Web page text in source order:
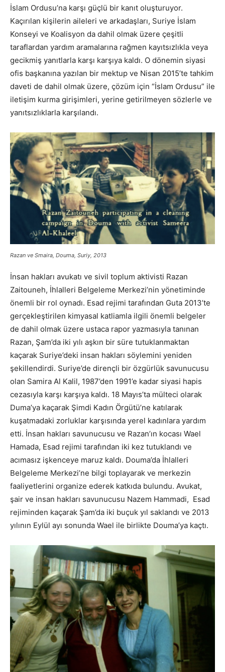
İslam Ordusu’na karşı güçlü bir kanıt oluşturuyor.
Kaçırılan kişilerin aileleri ve arkadaşları, Suriye İslam
Konseyi ve Koalisyon da dahil olmak üzere çeşitli
taraflardan yardım aramalarına rağmen kayıtsızlıkla veya
gecikmiş yanıtlarla karşı karşıya kaldı. O dönemin siyasi
ofis başkanına yazılan bir mektup ve Nisan 2015’te tahkim
daveti de dahil olmak üzere, çözüm için “İslam Ordusu” ile
iletişim kurma girişimleri, yerine getirilmeyen sözlerle ve
yanıtsızlıklarla karşılandı.
Razan ve Smaira, Douma, Suriy, 2013
İnsan hakları avukatı ve sivil toplum aktivisti Razan
Zaitouneh, İhlalleri Belgeleme Merkezi’nin yönetiminde
önemli bir rol oynadı. Esad rejimi tarafından Guta 2013’te
gerçekleştirilen kimyasal katliamla ilgili önemli belgeler
de dahil olmak üzere ustaca rapor yazmasıyla tanınan
Razan, Şam’da iki yılı aşkın bir süre tutuklanmaktan
kaçarak Suriye’deki insan hakları söylemini yeniden
şekillendirdi. Suriye’de dirençli bir özgürlük savunucusu
olan Samira Al Kalil, 1987’den 1991’e kadar siyasi hapis
cezasıyla karşı karşıya kaldı. 18 Mayıs’ta mülteci olarak
Duma’ya kaçarak Şimdi Kadın Örgütü’ne katılarak
kuşatmadaki zorluklar karşısında yerel kadınlara yardım
etti. İnsan hakları savunucusu ve Razan’ın kocası Wael
Hamada, Esad rejimi tarafından iki kez tutuklandı ve
acımasız işkenceye maruz kaldı. Douma’da İhlalleri
Belgeleme Merkezi’ne bilgi toplayarak ve merkezin
faaliyetlerini organize ederek katkıda bulundu. Avukat,
şair ve insan hakları savunucusu Nazem Hammadi, Esad
rejiminden kaçarak Şam’da iki buçuk yıl saklandı ve 2013
yılının Eylül ayı sonunda Wael ile birlikte Douma’ya kaçtı.